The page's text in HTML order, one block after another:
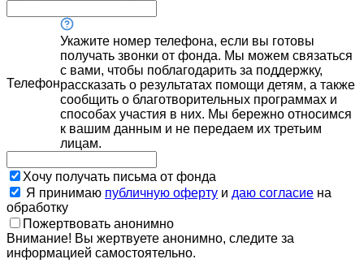
Телефон
Укажите номер телефона, если вы готовы
получать звонки от фонда. Мы можем связаться
с вами, чтобы поблагодарить за поддержку,
рассказать о результатах помощи детям, а также
сообщить о благотворительных программах и
способах участия в них. Мы бережно относимся
к вашим данным и не передаем их третьим
лицам.
Хочу получать письма от фонда
Я принимаю публичную оферту и даю согласие на
обработку
Пожертвовать анонимно
Внимание! Вы жертвуете анонимно, следите за
информацией самостоятельно.